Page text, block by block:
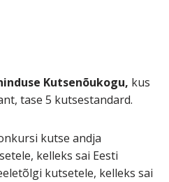
Kutsenõukogu, kus
tase 5 kutsestandard.
kutse andja
kelleks sai Eesti
kutsetele, kelleks sai